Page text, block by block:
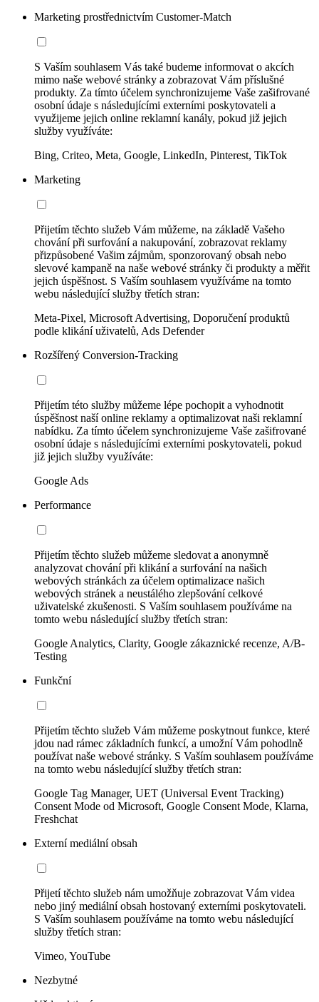
Marketing prostřednictvím Customer-Match
S Vaším souhlasem Vás také budeme informovat o akcích
mimo naše webové stránky a zobrazovat Vám příslušné
produkty. Za tímto účelem synchronizujeme Vaše zašifrované
osobní údaje s následujícími externími poskytovateli a
využijeme jejich online reklamní kanály, pokud již jejich
služby využíváte:
Bing, Criteo, Meta, Google, LinkedIn, Pinterest, TikTok
Marketing
Přijetím těchto služeb Vám můžeme, na základě Vašeho
chování při surfování a nakupování, zobrazovat reklamy
přizpůsobené Vašim zájmům, sponzorovaný obsah nebo
slevové kampaně na naše webové stránky či produkty a měřit
jejich úspěšnost. S Vaším souhlasem využíváme na tomto
webu následující služby třetích stran:
Meta-Pixel, Microsoft Advertising, Doporučení produktů
podle klikání uživatelů, Ads Defender
Rozšířený Conversion-Tracking
Přijetím této služby můžeme lépe pochopit a vyhodnotit
úspěšnost naší online reklamy a optimalizovat naši reklamní
nabídku. Za tímto účelem synchronizujeme Vaše zašifrované
osobní údaje s následujícími externími poskytovateli, pokud
již jejich služby využíváte:
Google Ads
Performance
Přijetím těchto služeb můžeme sledovat a anonymně
analyzovat chování při klikání a surfování na našich
webových stránkách za účelem optimalizace našich
webových stránek a neustálého zlepšování celkové
uživatelské zkušenosti. S Vaším souhlasem používáme na
tomto webu následující služby třetích stran:
Google Analytics, Clarity, Google zákaznické recenze, A/B-
Testing
Funkční
Přijetím těchto služeb Vám můžeme poskytnout funkce, které
jdou nad rámec základních funkcí, a umožní Vám pohodlně
používat naše webové stránky. S Vaším souhlasem používáme
na tomto webu následující služby třetích stran:
Google Tag Manager, UET (Universal Event Tracking)
Consent Mode od Microsoft, Google Consent Mode, Klarna,
Freshchat
Externí mediální obsah
Přijetí těchto služeb nám umožňuje zobrazovat Vám videa
nebo jiný mediální obsah hostovaný externími poskytovateli.
S Vaším souhlasem používáme na tomto webu následující
služby třetích stran:
Vimeo, YouTube
Nezbytné